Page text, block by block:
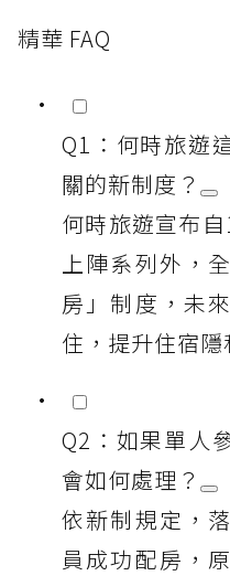
精華 FAQ
Q1：何時旅遊
關的新制度？
何時旅遊宣布
上陣系列外，
房」制度，未
住，提升住宿隱
Q2：如果單人
會如何處理？
依新制規定，
員成功配房，